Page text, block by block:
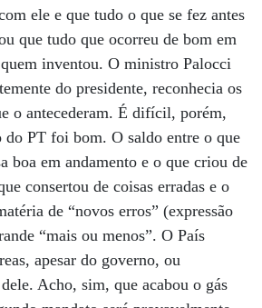
ele e que tudo o que se fez antes
que tudo que ocorreu de bom em
inventou. O ministro Palocci
do presidente, reconhecia os
o antecederam. É difícil, porém,
do PT foi bom. O saldo entre o que
boa em andamento e o que criou de
consertou de coisas erradas e o
de “novos erros” (expressão
“mais ou menos”. O País
apesar do governo, ou
Acho, sim, que acabou o gás